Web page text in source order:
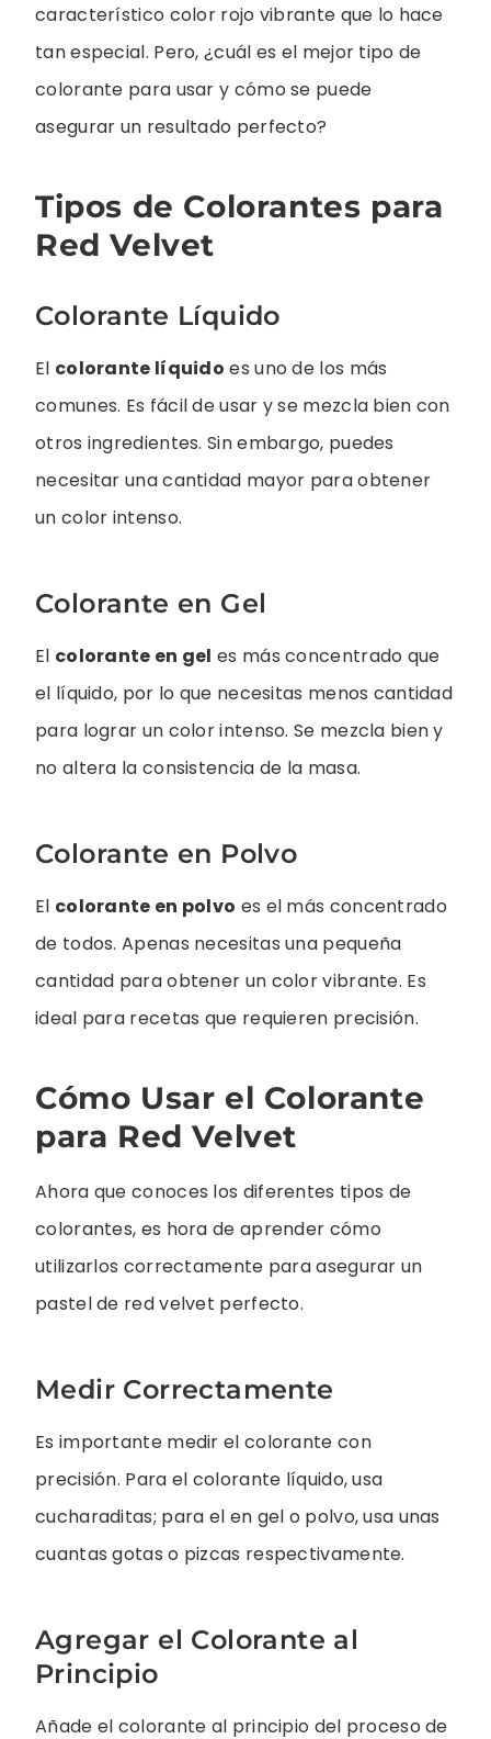
característico color rojo vibrante que lo hace
tan especial. Pero, ¿cuál es el mejor tipo de
colorante para usar y cómo se puede
asegurar un resultado perfecto?
Tipos de Colorantes para
Red Velvet
Colorante Líquido
El colorante líquido es uno de los más
comunes. Es fácil de usar y se mezcla bien con
otros ingredientes. Sin embargo, puedes
necesitar una cantidad mayor para obtener
un color intenso.
Colorante en Gel
El colorante en gel es más concentrado que
el líquido, por lo que necesitas menos cantidad
para lograr un color intenso. Se mezcla bien y
no altera la consistencia de la masa.
Colorante en Polvo
El colorante en polvo es el más concentrado
de todos. Apenas necesitas una pequeña
cantidad para obtener un color vibrante. Es
ideal para recetas que requieren precisión.
Cómo Usar el Colorante
para Red Velvet
Ahora que conoces los diferentes tipos de
colorantes, es hora de aprender cómo
utilizarlos correctamente para asegurar un
pastel de red velvet perfecto.
Medir Correctamente
Es importante medir el colorante con
precisión. Para el colorante líquido, usa
cucharaditas; para el en gel o polvo, usa unas
cuantas gotas o pizcas respectivamente.
Agregar el Colorante al
Principio
Añade el colorante al principio del proceso de